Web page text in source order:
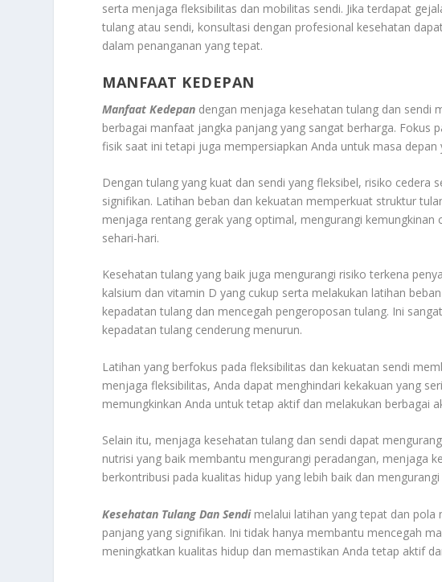
serta menjaga fleksibilitas dan mobilitas sendi. Jika terdapat
tulang atau sendi, konsultasi dengan profesional kesehatan
dalam penanganan yang tepat.
MANFAAT KEDEPAN
Manfaat Kedepan dengan menjaga kesehatan tulang dan sendi
berbagai manfaat jangka panjang yang sangat berharga. Fokus
fisik saat ini tetapi juga mempersiapkan Anda untuk masa depan
Dengan tulang yang kuat dan sendi yang fleksibel, risiko
signifikan. Latihan beban dan kekuatan memperkuat struktur
menjaga rentang gerak yang optimal, mengurangi
sehari-hari.
Kesehatan tulang yang baik juga mengurangi risiko terkena
kalsium dan vitamin D yang cukup serta melakukan latihan
kepadatan tulang dan mencegah pengeroposan tulang. Ini
kepadatan tulang cenderung menurun.
Latihan yang berfokus pada fleksibilitas dan kekuatan sendi
menjaga fleksibilitas, Anda dapat menghindari kekakuan yang
memungkinkan Anda untuk tetap aktif dan melakukan berbagai
Selain itu, menjaga kesehatan tulang dan sendi dapat
nutrisi yang baik membantu mengurangi peradangan, menjaga
berkontribusi pada kualitas hidup yang lebih baik dan
Kesehatan Tulang Dan Sendi melalui latihan yang tepat dan
panjang yang signifikan. Ini tidak hanya membantu mencegah
meningkatkan kualitas hidup dan memastikan Anda tetap aktif